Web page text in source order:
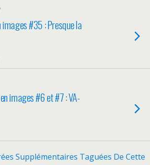
images #35 : Presque la
images #6 et #7 : VA-
Supplémentaires Taguées De Cette